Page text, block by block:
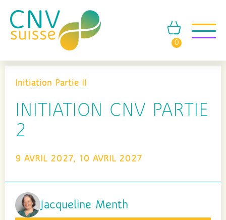
0
Initiation Partie II
INITIATION CNV PARTIE
2
9 AVRIL 2027, 10 AVRIL 2027
Jacqueline Menth